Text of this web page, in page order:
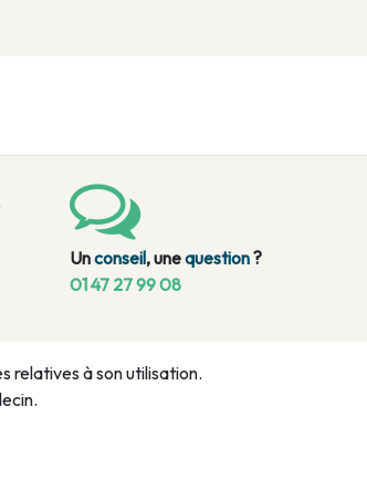
Unconseil, unequestion?
01 47 27 99 08
relatives à son utilisation.